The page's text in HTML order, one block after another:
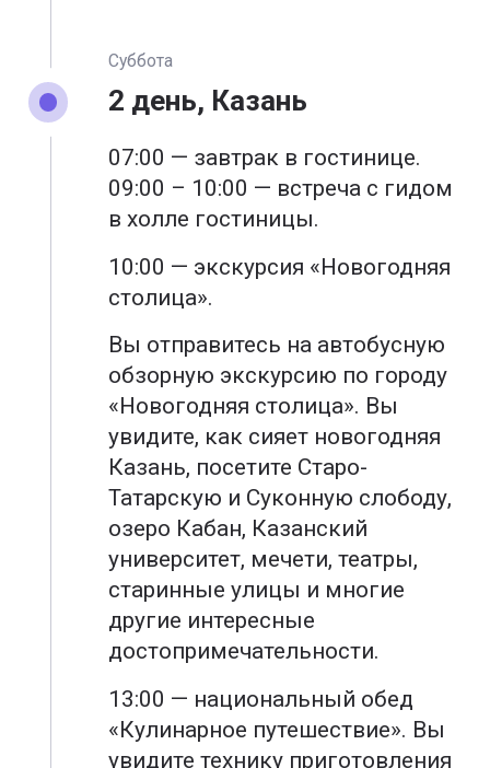
Суббота
2 день, Казань
07:00 — завтрак в гостинице.
09:00 – 10:00 — встреча с гидом
в холле гостиницы.
10:00 — экскурсия «Новогодняя
столица».
Вы отправитесь на автобусную
обзорную экскурсию по городу
«Новогодняя столица». Вы
увидите, как сияет новогодняя
Казань, посетите Старо-
Татарскую и Суконную слободу,
озеро Кабан, Казанский
университет, мечети, театры,
старинные улицы и многие
другие интересные
достопримечательности.
13:00 — национальный обед
«Кулинарное путешествие». Вы
увидите технику приготовления